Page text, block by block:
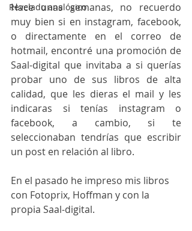
Revelado analógico
Hace unas semanas, no recuerdo
muy bien si en instagram, facebook,
o directamente en el correo de
hotmail, encontré una promoción de
Saal-digital que invitaba a si querías
probar uno de sus libros de alta
calidad, que les dieras el mail y les
indicaras si tenías instagram o
facebook, a cambio, si te
seleccionaban tendrías que escribir
un post en relación al libro.
En el pasado he impreso mis libros
con Fotoprix, Hoffman y con la
propia Saal-digital.